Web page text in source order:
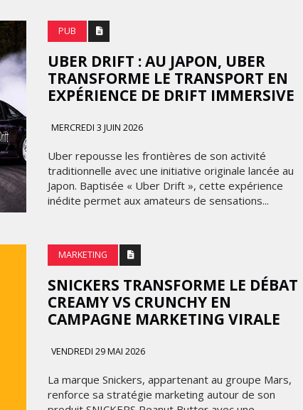
PUB
UBER DRIFT : AU JAPON, UBER
TRANSFORME LE TRANSPORT EN
EXPÉRIENCE DE DRIFT IMMERSIVE
MERCREDI 3 JUIN 2026
Uber repousse les frontières de son activité
traditionnelle avec une initiative originale lancée au
Japon. Baptisée « Uber Drift », cette expérience
inédite permet aux amateurs de sensations...
MARKETING
SNICKERS TRANSFORME LE DÉBAT
CREAMY VS CRUNCHY EN
CAMPAGNE MARKETING VIRALE
VENDREDI 29 MAI 2026
La marque Snickers, appartenant au groupe Mars,
renforce sa stratégie marketing autour de son